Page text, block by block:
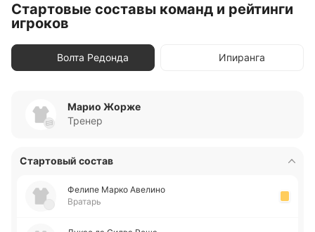
Стартовые составы команд и рейтинги
игроков
Волта Редонда Ипиранга
Марио Жорже
Тренер
Стартовый состав
Фелипе Марко Аве­ли­но
Вратарь